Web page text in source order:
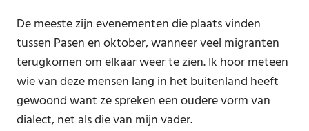
De meeste zijn evenementen die plaats vinden
tussen Pasen en oktober, wanneer veel migranten
terugkomen om elkaar weer te zien. Ik hoor meteen
wie van deze mensen lang in het buitenland heeft
gewoond want ze spreken een oudere vorm van
dialect, net als die van mijn vader.